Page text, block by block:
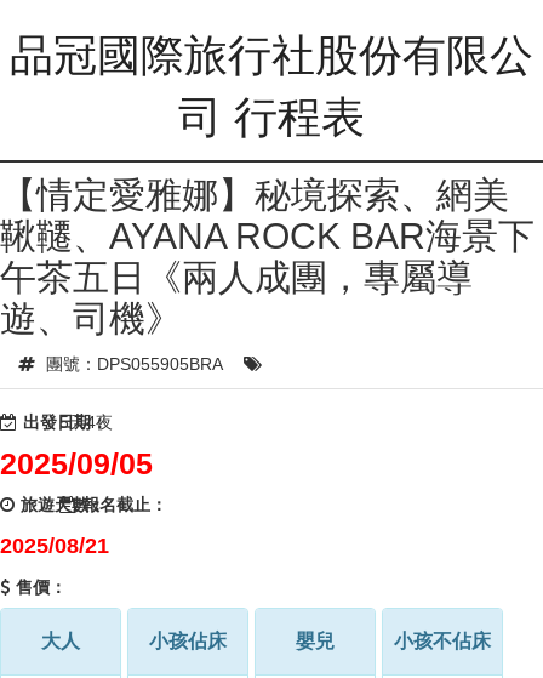
品冠國際旅行社股份有限公
司 行程表
【情定愛雅娜】秘境探索、網美
鞦韆、AYANA ROCK BAR海景下
午茶五日《兩人成團，專屬導
遊、司機》
團號：DPS055905BRA
出發日期：
2025/09/05
旅遊天數：
5天4夜
報名截止：
2025/08/21
售價：
大人 小孩佔床 嬰兒 小孩不佔床